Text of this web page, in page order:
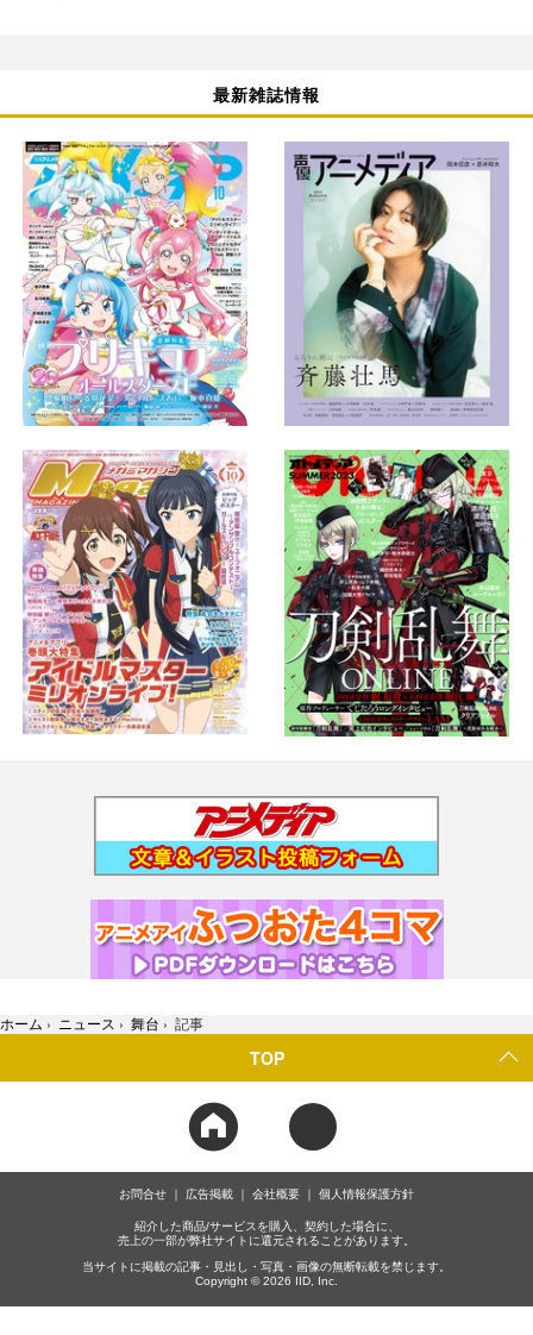
最新雑誌情報
ホーム › ニュース › 舞台 › 記事
TOP
お問合せ 広告掲載 会社概要 個人情報保護方針
紹介した商品/サービスを購入、契約した場合に、
売上の一部が弊社サイトに還元されることがあります。
当サイトに掲載の記事・見出し・写真・画像の無断転載を禁じます。
Copyright © 2026 IID, Inc.